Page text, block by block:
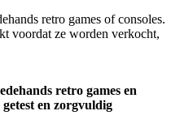
retro games of consoles.
voordat ze worden verkocht,
retro games en
en zorgvuldig